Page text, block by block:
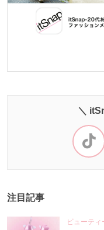
＼
注目記事
ビューティ